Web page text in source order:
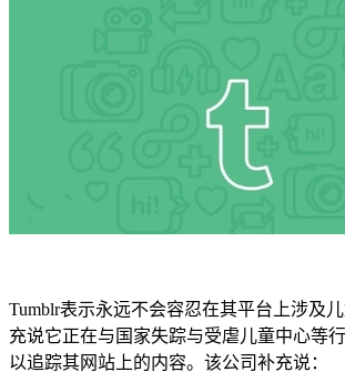
Tumblr表示永远不会容忍在其平台上涉及
充说它正在与国家失踪与受虐儿童中心等
以追踪其网站上的内容。该公司补充说：